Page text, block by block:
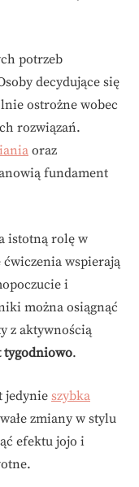
potrzeb
decydujące się
ostrożne wobec
rozwiązań.
oraz
fundament
istotną rolę w
wspierają
i
można osiągnąć
z aktywnością
tygodniowo.
jedynie szybka
zmiany w stylu
efektu jojo i